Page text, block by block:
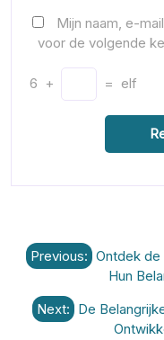
Mijn naam, e-
voor de volgende
6 + = elf
Previous: Ontdek de
Hun
Next: De